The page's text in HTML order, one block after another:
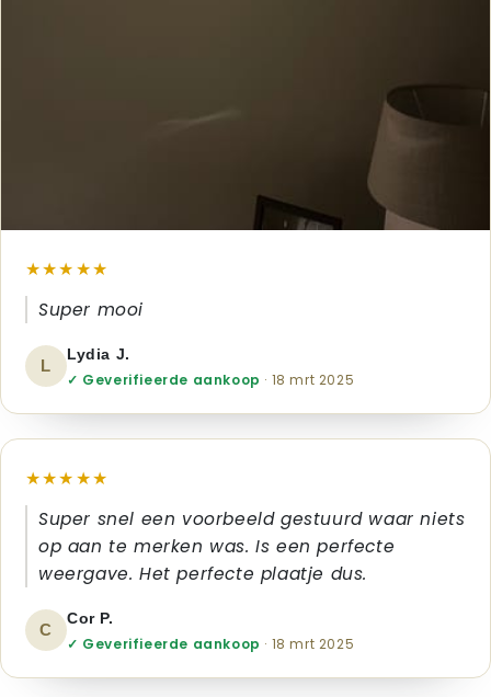
★★★★★
Super mooi
L
Lydia J.
✓ Geverifieerde aankoop · 18 mrt 2025
★★★★★
Super snel een voorbeeld gestuurd waar niets
op aan te merken was. Is een perfecte
weergave. Het perfecte plaatje dus.
C
Cor P.
✓ Geverifieerde aankoop · 18 mrt 2025